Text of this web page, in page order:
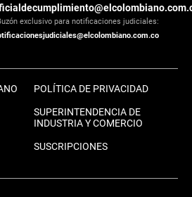
exclusivo para notificaciones judiciales:
POLÍTICA DE PRIVACIDAD
SUPERINTENDENCIA DE
INDUSTRIA Y COMERCIO
SUSCRIPCIONES